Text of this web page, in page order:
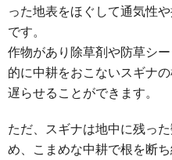
った地表をほぐして通気性
です。
作物があり除草剤や防草シ
的に中耕をおこないスギナ
遅らせることができます。
ただ、スギナは地中に残っ
め、こまめな中耕で根を断ち